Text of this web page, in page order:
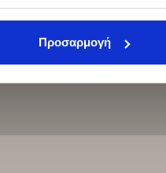
Προσαρμογή